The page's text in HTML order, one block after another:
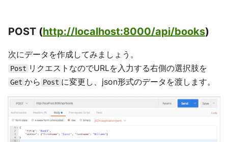
POST (http://localhost:8000/api/books)
次にデータを作成してみましょう。
Post リクエストなのでURLを入力する右側の選択肢を
Get から Post に変更し、json形式のデータを渡します。